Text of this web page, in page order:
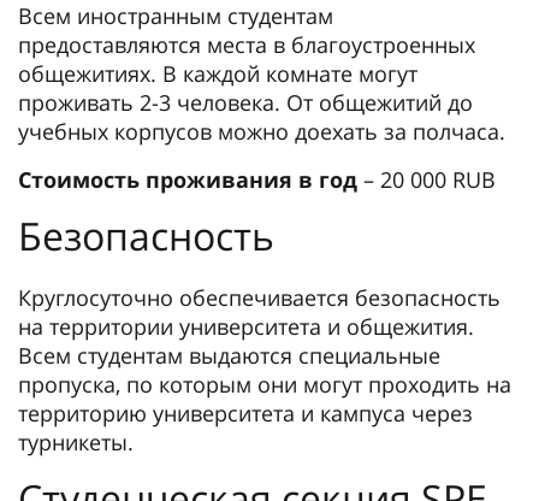
Всем иностранным студентам
предоставляются места в благоустроенных
общежитиях. В каждой комнате могут
проживать 2-3 человека. От общежитий до
учебных корпусов можно доехать за полчаса.
Стоимость проживания в год – 20 000 RUB
Безопасность
Круглосуточно обеспечивается безопасность
на территории университета и общежития.
Всем студентам выдаются специальные
пропуска, по которым они могут проходить на
территорию университета и кампуса через
турникеты.